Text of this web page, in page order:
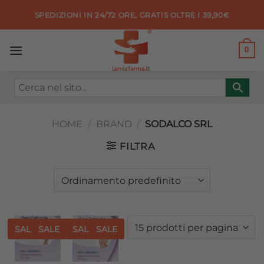
SPEDIZIONI IN 24/72 ORE, GRATIS OLTRE I 39,90€
0
HOME / BRAND / SODALCO SRL
FILTRA
SALE SALE
Aggiungi
alla lista
SALE SALE
Aggiungi
alla lista
dei